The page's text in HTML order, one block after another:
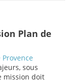
Plan de
sous
mission doit